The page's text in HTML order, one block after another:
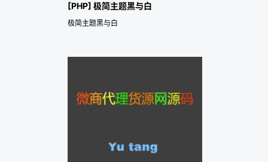
[PHP] 极简主题黑与白
极简主题黑与白